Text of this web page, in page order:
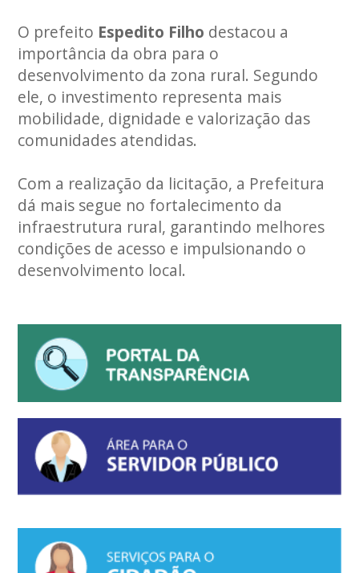
O prefeito Espedito Filho destacou a
importância da obra para o
desenvolvimento da zona rural. Segundo
ele, o investimento representa mais
mobilidade, dignidade e valorização das
comunidades atendidas.
Com a realização da licitação, a Prefeitura
dá mais segue no fortalecimento da
infraestrutura rural, garantindo melhores
condições de acesso e impulsionando o
desenvolvimento local.